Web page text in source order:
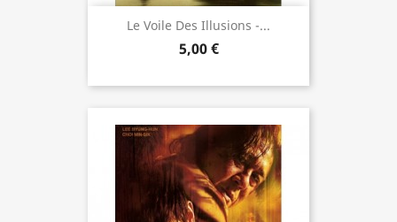
Le Voile Des Illusions -...
5,00 €